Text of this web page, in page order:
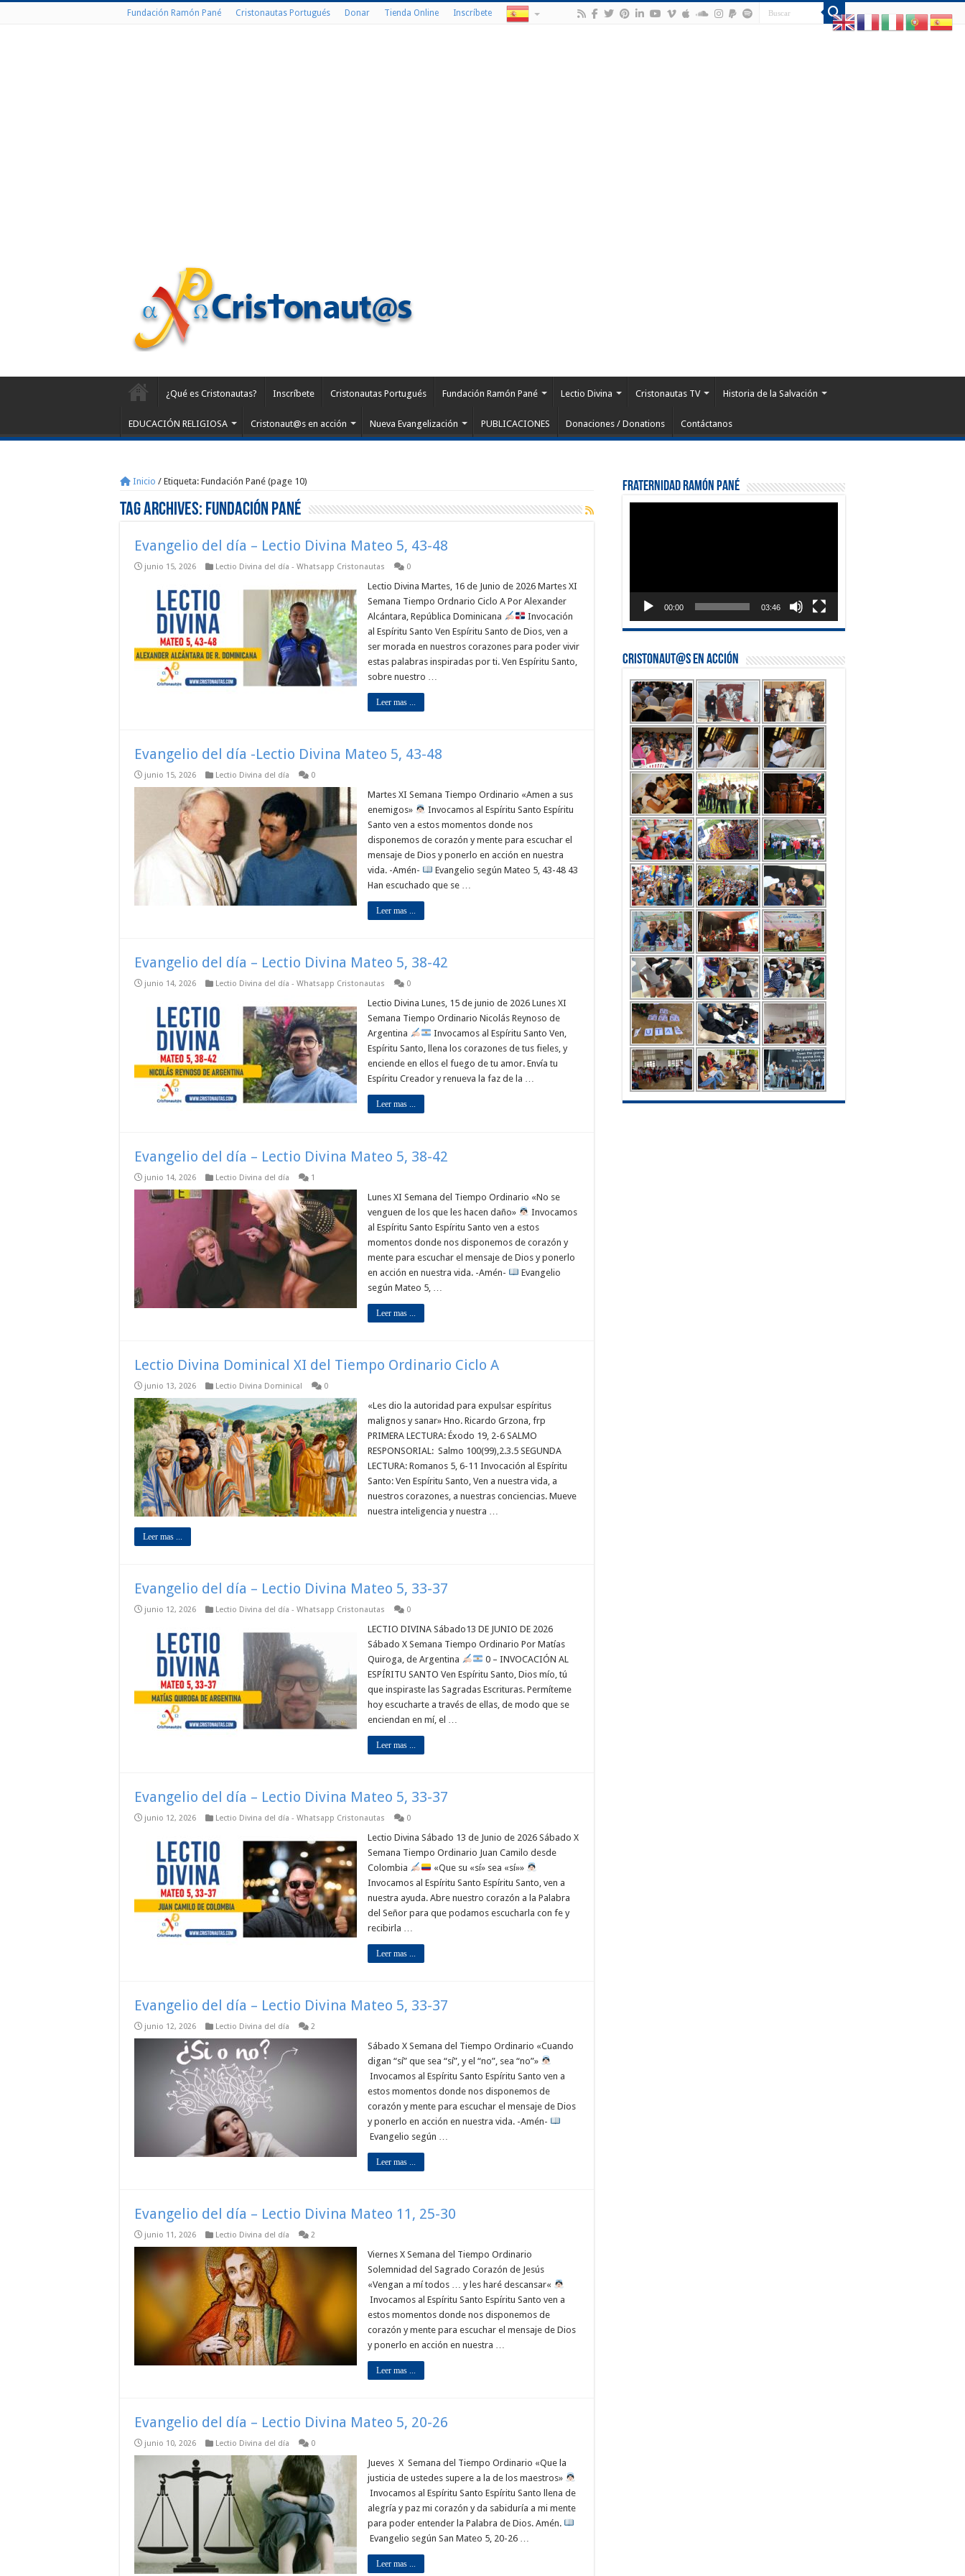
Fundación Ramón Pané Cristonautas Portugués Donar Tienda Online Inscríbete
¿Qué es Cristonautas? Inscríbete Cristonautas Portugués Fundación Ramón Pané Lectio Divina Cristonautas TV Historia de la Salvación
EDUCACIÓN RELIGIOSA Cristonaut@s en acción Nueva Evangelización PUBLICACIONES Donaciones / Donations Contáctanos
Inicio / Etiqueta: Fundación Pané (page 10)
Tag Archives: Fundación Pané
Evangelio del día – Lectio Divina Mateo 5, 43-48
junio 15, 2026 Lectio Divina del día - Whatsapp Cristonautas 0
Lectio Divina Martes, 16 de Junio de 2026 Martes XI
Semana Tiempo Ordnario Ciclo A Por Alexander
Alcántara, República Dominicana
Invocación
al Espíritu Santo Ven Espíritu Santo de Dios, ven a
ser morada en nuestros corazones para poder vivir
estas palabras inspiradas por ti. Ven Espíritu Santo,
sobre nuestro …
Leer mas ...
Evangelio del día -Lectio Divina Mateo 5, 43-48
junio 15, 2026 Lectio Divina del día 0
Martes XI Semana Tiempo Ordinario «Amen a sus
enemigos»
Invocamos al Espíritu Santo Espíritu
Santo ven a estos momentos donde nos
disponemos de corazón y mente para escuchar el
mensaje de Dios y ponerlo en acción en nuestra
vida. -Amén-
Evangelio según Mateo 5, 43-48 43
Han escuchado que se …
Leer mas ...
Evangelio del día – Lectio Divina Mateo 5, 38-42
junio 14, 2026 Lectio Divina del día - Whatsapp Cristonautas 0
Lectio Divina Lunes, 15 de junio de 2026 Lunes XI
Semana Tiempo Ordinario Nicolás Reynoso de
Argentina
Invocamos al Espíritu Santo Ven,
Espíritu Santo, llena los corazones de tus fieles, y
enciende en ellos el fuego de tu amor. Envía tu
Espíritu Creador y renueva la faz de la …
Leer mas ...
Evangelio del día – Lectio Divina Mateo 5, 38-42
junio 14, 2026 Lectio Divina del día 1
Lunes XI Semana del Tiempo Ordinario «No se
venguen de los que les hacen daño»
Invocamos
al Espíritu Santo Espíritu Santo ven a estos
momentos donde nos disponemos de corazón y
mente para escuchar el mensaje de Dios y ponerlo
en acción en nuestra vida. -Amén-
Evangelio
según Mateo 5, …
Leer mas ...
Lectio Divina Dominical XI del Tiempo Ordinario Ciclo A
junio 13, 2026 Lectio Divina Dominical 0
«Les dio la autoridad para expulsar espíritus
malignos y sanar» Hno. Ricardo Grzona, frp
PRIMERA LECTURA: Éxodo 19, 2-6 SALMO
RESPONSORIAL: Salmo 100(99),2.3.5 SEGUNDA
LECTURA: Romanos 5, 6-11 Invocación al Espíritu
Santo: Ven Espíritu Santo, Ven a nuestra vida, a
nuestros corazones, a nuestras conciencias. Mueve
nuestra inteligencia y nuestra …
Leer mas ...
Evangelio del día – Lectio Divina Mateo 5, 33-37
junio 12, 2026 Lectio Divina del día - Whatsapp Cristonautas 0
LECTIO DIVINA Sábado13 DE JUNIO DE 2026
Sábado X Semana Tiempo Ordinario Por Matías
Quiroga, de Argentina
0 – INVOCACIÓN AL
ESPÍRITU SANTO Ven Espíritu Santo, Dios mío, tú
que inspiraste las Sagradas Escrituras. Permíteme
hoy escucharte a través de ellas, de modo que se
enciendan en mí, el …
Leer mas ...
Evangelio del día – Lectio Divina Mateo 5, 33-37
junio 12, 2026 Lectio Divina del día - Whatsapp Cristonautas 0
Lectio Divina Sábado 13 de Junio de 2026 Sábado X
Semana Tiempo Ordinario Juan Camilo desde
Colombia
«Que su «sí» sea «sí»»
Invocamos al Espíritu Santo Espíritu Santo, ven a
nuestra ayuda. Abre nuestro corazón a la Palabra
del Señor para que podamos escucharla con fe y
recibirla …
Leer mas ...
Evangelio del día – Lectio Divina Mateo 5, 33-37
junio 12, 2026 Lectio Divina del día 2
Sábado X Semana del Tiempo Ordinario «Cuando
digan “sí” que sea “sí”, y el “no”, sea “no”»
Invocamos al Espíritu Santo Espíritu Santo ven a
estos momentos donde nos disponemos de
corazón y mente para escuchar el mensaje de Dios
y ponerlo en acción en nuestra vida. -Amén-
Evangelio según …
Leer mas ...
Evangelio del día – Lectio Divina Mateo 11, 25-30
junio 11, 2026 Lectio Divina del día 2
Viernes X Semana del Tiempo Ordinario
Solemnidad del Sagrado Corazón de Jesús
«Vengan a mí todos … y les haré descansar«
Invocamos al Espíritu Santo Espíritu Santo ven a
estos momentos donde nos disponemos de
corazón y mente para escuchar el mensaje de Dios
y ponerlo en acción en nuestra …
Leer mas ...
Evangelio del día – Lectio Divina Mateo 5, 20-26
junio 10, 2026 Lectio Divina del día 0
Jueves X Semana del Tiempo Ordinario «Que la
justicia de ustedes supere a la de los maestros»
Invocamos al Espíritu Santo Espíritu Santo llena de
alegría y paz mi corazón y da sabiduría a mi mente
para poder entender la Palabra de Dios. Amén.
Evangelio según San Mateo 5, 20-26 …
Leer mas ...
Fraternidad Ramón Pané
00:00 03:46
Cristonaut@s en Acción